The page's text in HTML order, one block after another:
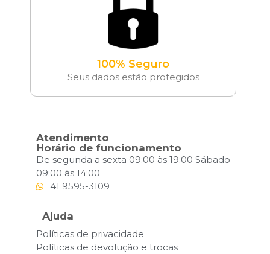
100% Seguro
Seus dados estão protegidos
Atendimento
Horário de funcionamento
De segunda a sexta 09:00 às 19:00 Sábado
09:00 às 14:00
41 9595-3109
Ajuda
Políticas de privacidade
Políticas de devolução e trocas